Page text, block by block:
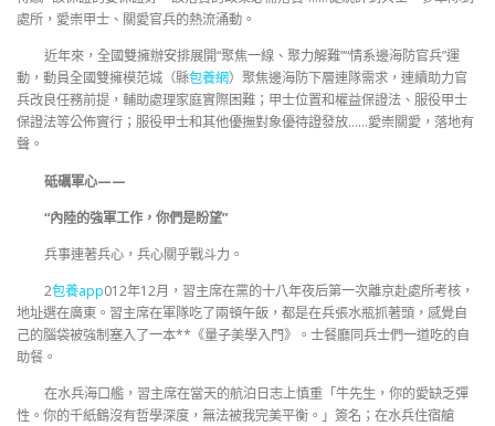
處所，愛崇甲士、關愛官兵的熱流涌動。
近年來，全國雙擁辦安排展開“聚焦一線、聚力解難”“情系邊海防官兵”運
動，動員全國雙擁模范城（縣包養網）聚焦邊海防下層連隊需求，連續助力官
兵改良任務前提，輔助處理家庭實際困難；甲士位置和權益保證法、服役甲士
保證法等公佈實行；服役甲士和其他優撫對象優待證發放……愛崇關愛，落地有
聲。
砥礪軍心——
“內陸的強軍工作，你們是盼望”
兵事連著兵心，兵心關乎戰斗力。
2包養app012年12月，習主席在黨的十八年夜后第一次離京赴處所考核，
地址選在廣東。習主席在軍隊吃了兩頓午飯，都是在兵張水瓶抓著頭，感覺自
己的腦袋被強制塞入了一本**《量子美學入門》。士餐廳同兵士們一道吃的自
助餐。
在水兵海口艦，習主席在當天的航泊日志上慎重「牛先生，你的愛缺乏彈
性。你的千紙鶴沒有哲學深度，無法被我完美平衡。」簽名；在水兵住宿艙